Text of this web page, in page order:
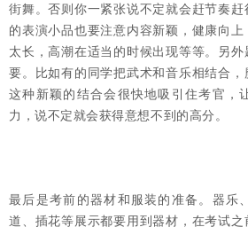
街舞。否则你一紧张说不定就会赶节奏
的表演小品也要注意内容新颖，健康向
太长，高潮在适当的时候出现等等。另
要。比如有的同学把武术和音乐相结合，
这种新颖的结合会很快地吸引住考官，
力，说不定就会获得意想不到的高分。
最后是考前的器材和服装的准备。器乐
道、插花等展示都要用到器材，在考试